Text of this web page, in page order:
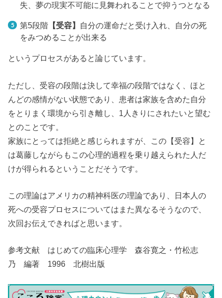
失、夢の現実不可能に見舞われることで抑うつとなる
第5段階【受容】
自分の運命だと受け入れ、自分の死
をみつめることが出来る
というプロセスがあると論じています。
ただし、受容の段階は決して幸福の段階ではなく、ほと
んどの感情がない状態であり、患者は家族を含めた自分
をとりまく環境から引き離し、1人きりにされたいと望む
とのことです。
家族にとっては拒絶と感じられますが、この【受容】と
は葛藤しながらもこの心理的過程を乗り越えられた人だ
けが得られるということだそうです。
この理論はアメリカの精神科医の理論であり、日本人の
死への受容プロセスについてはまた異なるそうなので、
次回お伝えできればと思います。
参考文献 はじめての臨床心理学 森谷寛之・竹松志
乃 編著 1996 北樹出版